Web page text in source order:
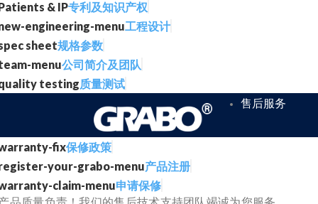
专利及知识产权
工程设计
规格参数
公司简介及团队
质量测试
售后服务
保修政策
产品注册
申请保修